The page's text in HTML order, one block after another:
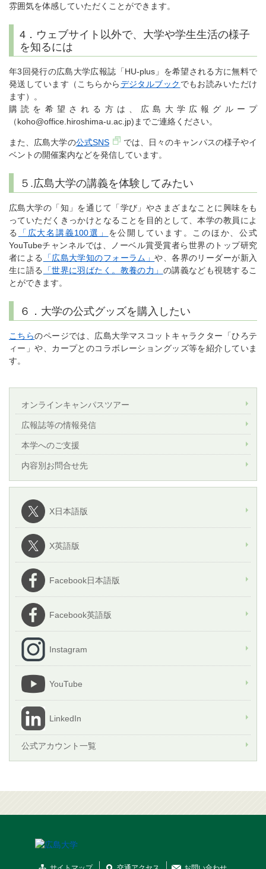
雰囲気を体感していただくことができます。
4．ウェブサイト以外で、大学や学生生活の様子
を知るには
年3回発行の広島大学広報誌「HU-plus」を希望される方に無料で
発送しています（こちらからデジタルブック でもお読みいただけ
ます）。
購読を希望される方は、広島大学広報グループ
（koho@office.hiroshima-u.ac.jp)までご連絡ください。
また、広島大学の公式SNS
では、日々のキャンパスの様子やイ
ベントの開催案内などを発信しています。
５.広島大学の講義を体験してみたい
広島大学の「知」を通じて「学び」やさまざまなことに興味をも
っていただくきっかけとなることを目的として、本学の教員によ
る
「広大名講義100選」 を公開しています。このほか、公式
YouTubeチャンネルでは、ノーベル賞受賞者ら世界のトップ研究
者による
「広島大学知のフォーラム」や、各界のリーダーが新入
生に語る
「世界に羽ばたく。教養の力」 の講義なども視聴するこ
とができます。
６．大学の公式グッズを購入したい
こちらのページでは、広島大学マスコットキャラクター「ひろテ
ィー」や、カープとのコラボレーショングッズ等を紹介していま
す。
オンラインキャンパスツアー
広報誌等の情報発信
本学へのご支援
内容別お問合せ先
X日本語版
X英語版
Facebook日本語版
Facebook英語版
Instagram
YouTube
LinkedIn
公式アカウント一覧